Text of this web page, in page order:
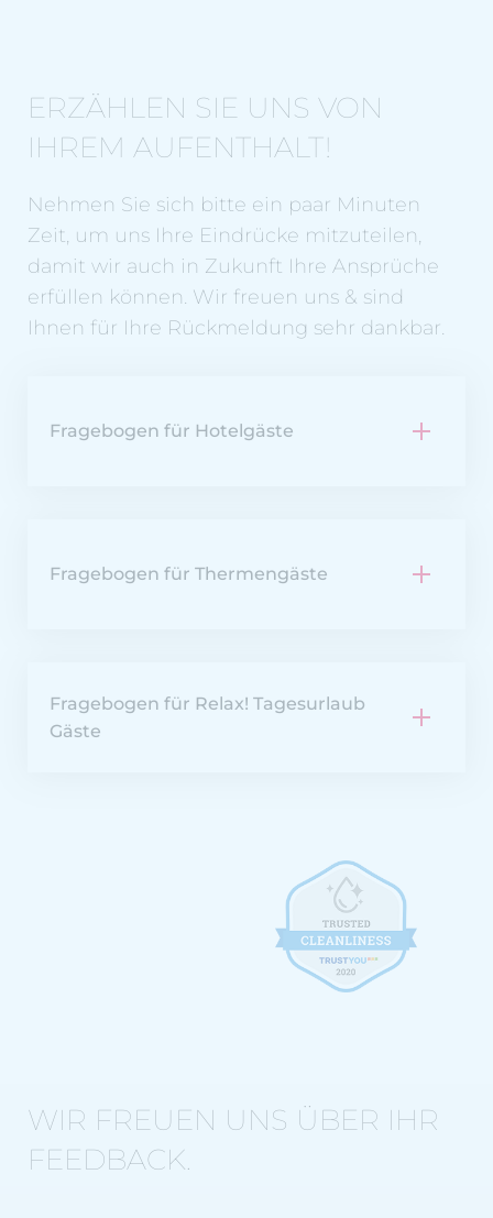
ERZÄHLEN SIE UNS VON
IHREM AUFENTHALT!
Nehmen Sie sich bitte ein paar Minuten
Zeit, um uns Ihre Eindrücke mitzuteilen,
damit wir auch in Zukunft Ihre Ansprüche
erfüllen können. Wir freuen uns & sind
Ihnen für Ihre Rückmeldung sehr dankbar.
Fragebogen für Hotelgäste
Fragebogen für Thermengäste
Fragebogen für Relax! Tagesurlaub
Gäste
WIR FREUEN UNS ÜBER IHR
FEEDBACK.